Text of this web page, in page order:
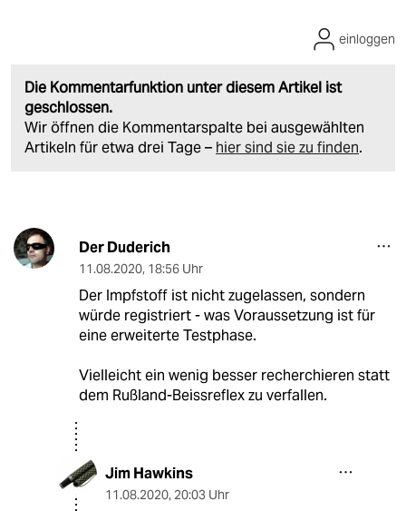
Die Kommentarfunktion unter diesem Artikel ist
geschlossen.
Wir öffnen die Kommentarspalte bei ausgewählten
Artikeln für etwa drei Tage – hier sind sie zu finden.
einloggen
Der Duderich
11.08.2020, 18:56 Uhr
Der Impfstoff ist nicht zugelassen, sondern
würde registriert - was Voraussetzung ist für
eine erweiterte Testphase.
Vielleicht ein wenig besser recherchieren statt
dem Rußland-Beissreflex zu verfallen.
Jim Hawkins
11.08.2020, 20:03 Uhr